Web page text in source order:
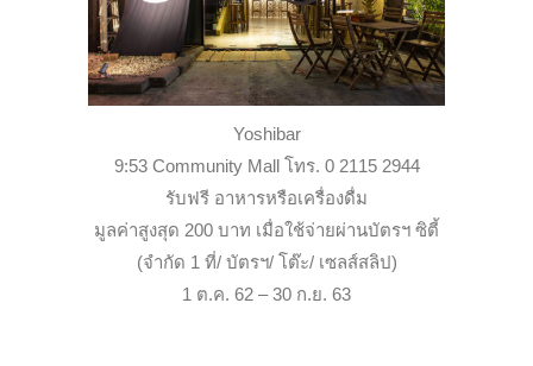
Yoshibar
9:53 Community Mall โทร. 0 2115 2944
รับฟรี อาหารหรือเครื่องดื่ม
มูลค่าสูงสุด 200 บาท เมื่อใช้จ่ายผ่านบัตรฯ ซิตี้
(จำกัด 1 ที่/ บัตรฯ/ โต๊ะ/ เซลส์สลิป)
1 ต.ค. 62 – 30 ก.ย. 63